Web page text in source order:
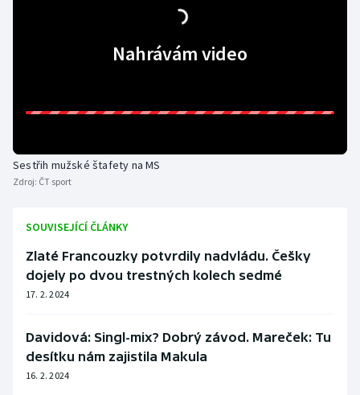
Nahrávám video
Sestřih mužské štafety na MS
Zdroj: ČT sport
SOUVISEJÍCÍ ČLÁNKY
Zlaté Francouzky potvrdily nadvládu. Češky
dojely po dvou trestných kolech sedmé
17. 2. 2024
Davidová: Singl-mix? Dobrý závod. Mareček: Tu
desítku nám zajistila Makula
16. 2. 2024